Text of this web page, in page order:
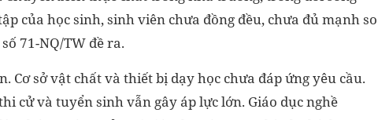
của học sinh, sinh viên chưa đồng đều, chưa đủ mạnh so
71-NQ/TW đề ra.
Cơ sở vật chất và thiết bị dạy học chưa đáp ứng yêu cầu.
cử và tuyển sinh vẫn gây áp lực lớn. Giáo dục nghề